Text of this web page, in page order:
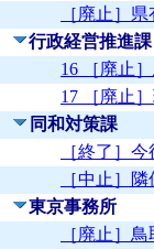
［廃止］
行政経営推進課
16 ［廃止
17 ［廃止
同和対策課
［終了］
［中止］
東京事務所
［廃止］